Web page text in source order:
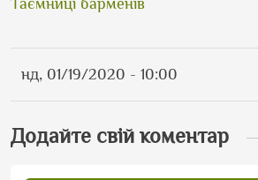
Таємниці барменів
нд, 01/19/2020 - 10:00
Додайте свій коментар